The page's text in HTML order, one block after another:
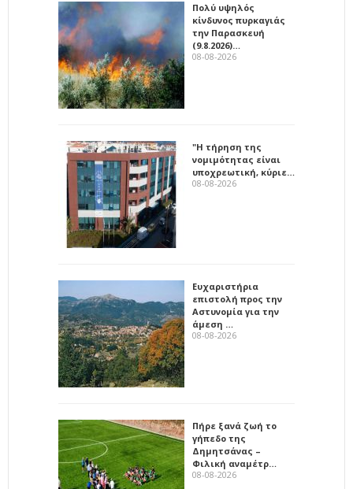
Πολύ υψηλός
κίνδυνος πυρκαγιάς
την Παρασκευή
(9.8.2026)…
08-08-2026
"Η τήρηση της
νομιμότητας είναι
υποχρεωτική, κύριε…
08-08-2026
Ευχαριστήρια
επιστολή προς την
Αστυνομία για την
άμεση …
08-08-2026
Πήρε ξανά ζωή το
γήπεδο της
Δημητσάνας –
Φιλική αναμέτρ…
08-08-2026